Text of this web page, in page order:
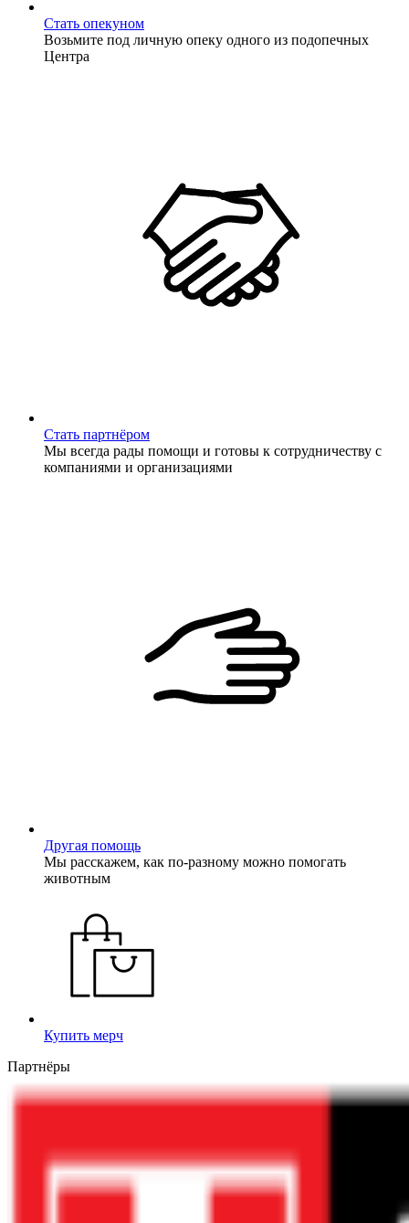
Стать опекуном
Возьмите под личную опеку одного из подопечных
Центра
Стать партнёром
Мы всегда рады помощи и готовы к сотрудничеству с
компаниями и организациями
Другая помощь
Мы расскажем, как по-разному можно помогать
животным
Купить мерч
Партнёры